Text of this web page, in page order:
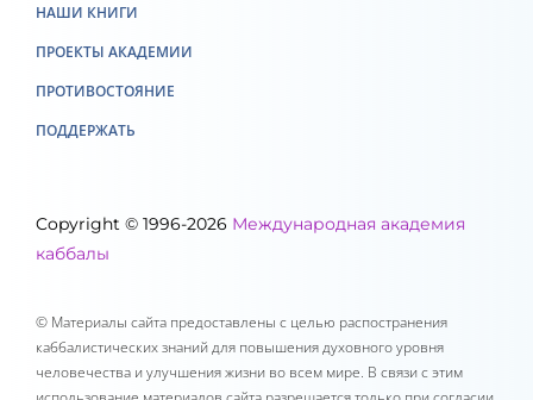
Copyright © 1996-2026 Международная академия
каббалы
© Материалы сайта предоставлены с целью распостранения
каббалистических знаний для повышения духовного уровня
человечества и улучшения жизни во всем мире. В связи с этим
НАШИ КНИГИ
ПРОЕКТЫ АКАДЕМИИ
ПРОТИВОСТОЯНИЕ
ПОДДЕРЖАТЬ